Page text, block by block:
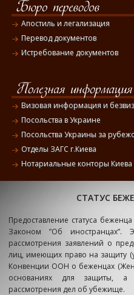
Апостиль и легализация
Перевод документов
Истребование документов
Визовая информация и безвиз
Посольства в Украине
Посольства Украины за
Отделы ЗАГС г.Киева
Нотариальные конторы Киева
СТАТУС
Предоставление статуса
Законом ”Об иностранцах”.
рассмотрения заявлений о
лиц, имеющих право на защиту
Конвенции ООН о беженцах
основаниях для защиты, а
рассмотрения дел об убежище.